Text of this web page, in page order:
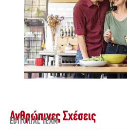
Ανθρώπινες Σχέσεις
EDITORIAL TEAM